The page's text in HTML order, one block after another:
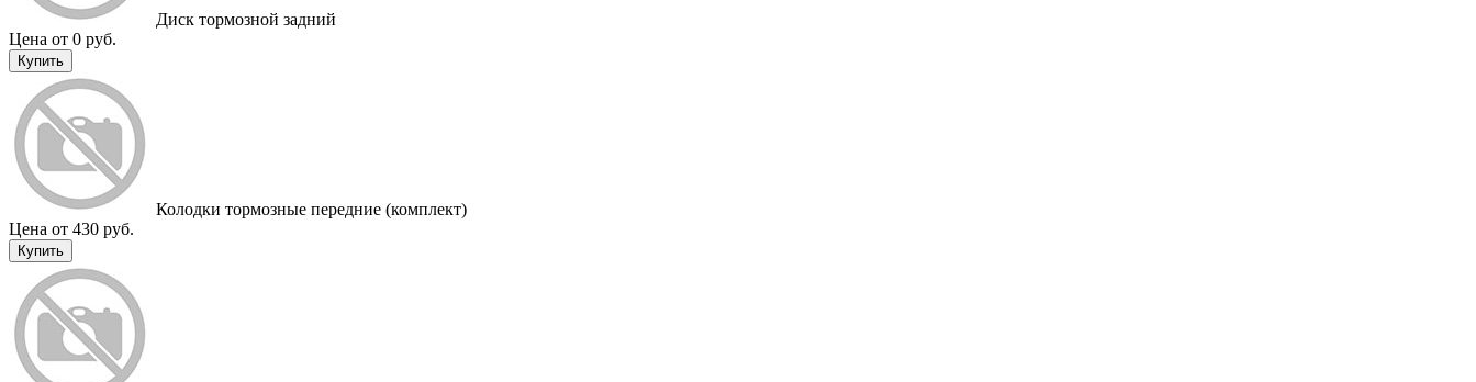
Диск тормозной задний
Цена от 0 руб.
Купить
Колодки тормозные передние (комплект)
Цена от 430 руб.
Купить